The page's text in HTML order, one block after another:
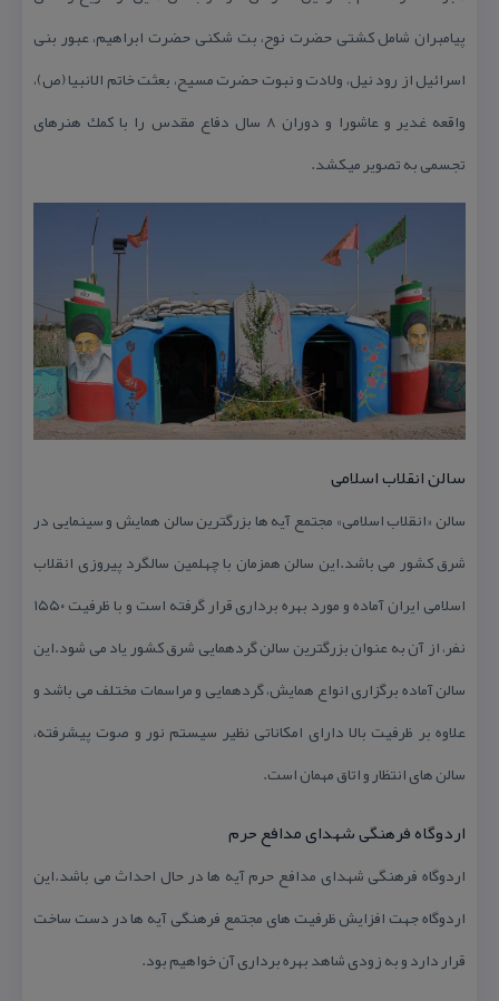
پیامبران شامل كشتی حضرت نوح، بت شكنی حضرت ابراهیم، عبور بنی
اسرائیل از رود نیل، ولادت و نبوت حضرت مسیح، بعثت خاتم الانبیا (ص)،
واقعه غدیر و عاشورا و دوران ۸ سال دفاع مقدس را با كمك هنرهای
تجسمی به تصویر میكشد.
سالن انقلاب اسلامی
سالن «انقلاب اسلامی» مجتمع آیه ها بزرگترین سالن همایش و سینمایی در
شرق كشور می باشد.این سالن همزمان با چهلمین سالگرد پیروزی انقلاب
اسلامی ایران آماده و مورد بهره برداری قرار گرفته است و با ظرفیت ۱۵۵۰
نفر، از آن به عنوان بزرگترین سالن گردهمایی شرق كشور یاد می شود.این
سالن آماده برگزاری انواع همایش، گردهمایی و مراسمات مختلف می باشد و
علاوه بر ظرفیت بالا دارای امكاناتی نظیر سیستم نور و صوت پیشرفته،
سالن های انتظار و اتاق مهمان است.
اردوگاه فرهنگی شهدای مدافع حرم
اردوگاه فرهنگی شهدای مدافع حرم آیه ها در حال احداث می باشد.این
اردوگاه جهت افزایش ظرفیت های مجتمع فرهنگی آیه ها در دست ساخت
قرار دارد و به زودی شاهد بهره برداری آن خواهیم بود.